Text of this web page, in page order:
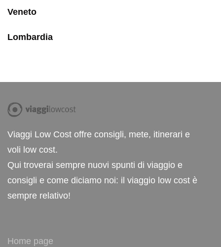
Veneto
Lombardia
Viaggi Low Cost offre consigli, mete, itinerari e
voli low cost.
Qui troverai sempre nuovi spunti di viaggio e
consigli e come diciamo noi: il viaggio low cost è
sempre relativo!
Home page